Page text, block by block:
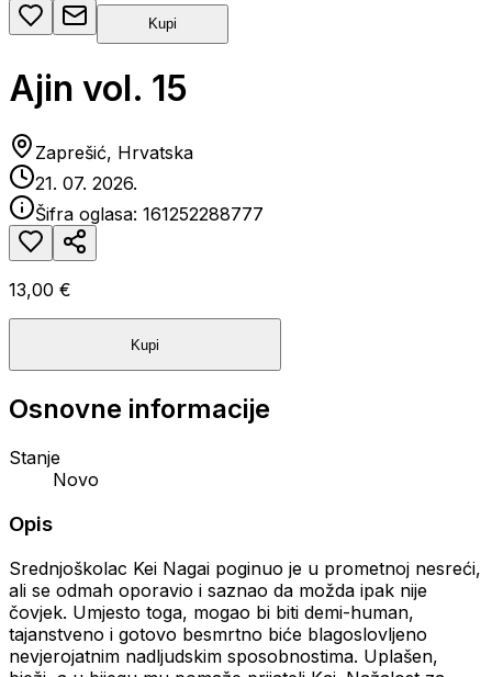
Kupi
Ajin vol. 15
Zaprešić, Hrvatska
21. 07. 2026.
Šifra oglasa: 161252288777
13,00 €
Kupi
Osnovne informacije
Stanje
Novo
Opis
Srednjoškolac Kei Nagai poginuo je u prometnoj nesreći,
ali se odmah oporavio i saznao da možda ipak nije
čovjek. Umjesto toga, mogao bi biti demi-human,
tajanstveno i gotovo besmrtno biće blagoslovljeno
nevjerojatnim nadljudskim sposobnostima. Uplašen,